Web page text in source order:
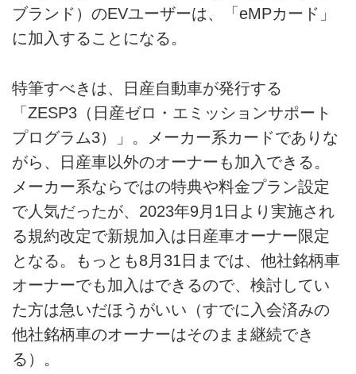
ブランド）のEVユーザーは、「eMPカード」
に加入することになる。
特筆すべきは、日産自動車が発行する
「ZESP3（日産ゼロ・エミッションサポート
プログラム3）」。メーカー系カードでありな
がら、日産車以外のオーナーも加入できる。
メーカー系ならではの特典や料金プラン設定
で人気だったが、2023年9月1日より実施され
る規約改定で新規加入は日産車オーナー限定
となる。もっとも8月31日までは、他社銘柄車
オーナーでも加入はできるので、検討してい
た方は急いだほうがいい（すでに入会済みの
他社銘柄車のオーナーはそのまま継続でき
る）。